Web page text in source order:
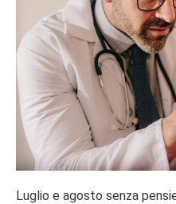
Luglio e agosto senza